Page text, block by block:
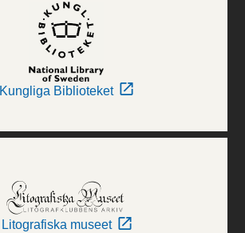
Kungliga Biblioteket
Litografiska museet